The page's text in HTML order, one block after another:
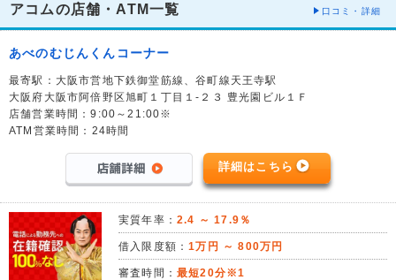
アコムの店舗・ATM一覧 口コミ・詳細
あべのむじんくんコーナー
最寄駅：大阪市営地下鉄御堂筋線、谷町線天王寺駅
大阪府大阪市阿倍野区旭町１丁目１-２３ 豊光園ビル１Ｆ
店舗営業時間：9:00～21:00※
ATM営業時間：24時間
詳細はこちら
実質年率： 2.4 ～ 17.9％
借入限度額：1万円 ～ 800万円
審査時間： 最短20分※1